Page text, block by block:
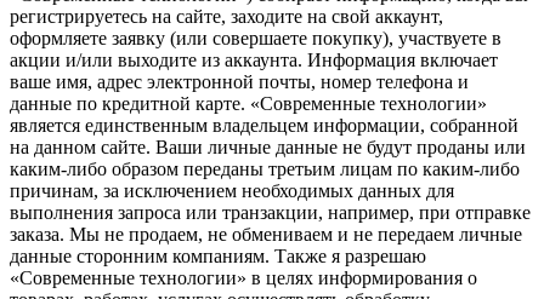
регистрируетесь на сайте, заходите на свой аккаунт,
оформляете заявку (или совершаете покупку), участвуете в
акции и/или выходите из аккаунта. Информация включает
ваше имя, адрес электронной почты, номер телефона и
данные по кредитной карте. «Современные технологии»
является единственным владельцем информации, собранной
на данном сайте. Ваши личные данные не будут проданы или
каким-либо образом переданы третьим лицам по каким-либо
причинам, за исключением необходимых данных для
выполнения запроса или транзакции, например, при отправке
заказа. Мы не продаем, не обмениваем и не передаем личные
данные сторонним компаниям. Также я разрешаю
«Современные технологии» в целях информирования о